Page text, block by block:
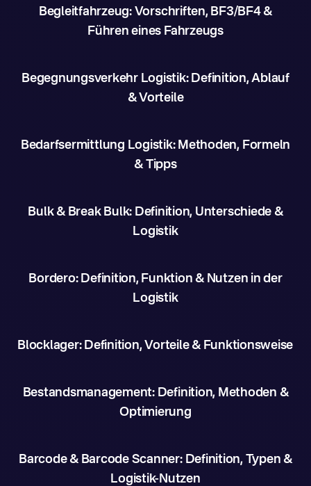
Begleitfahrzeug: Vorschriften, BF3/BF4 &
Führen eines Fahrzeugs
Begegnungsverkehr Logistik: Definition, Ablauf
& Vorteile
Bedarfsermittlung Logistik: Methoden, Formeln
& Tipps
Bulk & Break Bulk: Definition, Unterschiede &
Logistik
Bordero: Definition, Funktion & Nutzen in der
Logistik
Blocklager: Definition, Vorteile & Funktionsweise
Bestandsmanagement: Definition, Methoden &
Optimierung
Barcode & Barcode Scanner: Definition, Typen &
Logistik-Nutzen